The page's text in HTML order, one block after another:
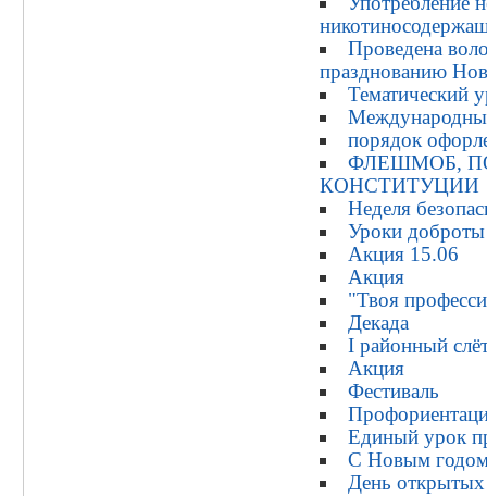
Проведена
празднованию
Тематический
порядок
ФЛЕШМОБ,
КОНСТИТУЦИИ
Неделя
Уроки доброты
Акция 15.06
Акция
"Твоя
Декада
I районный
Акция
Фестиваль
Единый урок
С Новым
День